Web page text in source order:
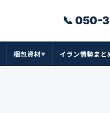
📞 050-
梱包資材▼ イラン情勢まと